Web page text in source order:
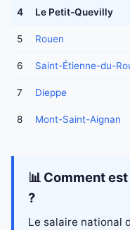
4 Le Petit-Quevilly
5 Rouen
6 Saint-Étienne-du-
7 Dieppe
8 Mont-Saint-Aignan
📊 Comment
?
Le salaire national